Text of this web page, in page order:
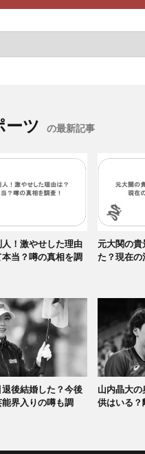
ーツ の最新記事
！激やせした理由
当？噂の真相を調
元大関の貴
た？現在の
退後結婚した？今後
界入りの噂も調
山内晶大の
供はいる？